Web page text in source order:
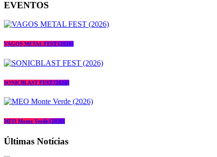
EVENTOS
VAGOS METAL FEST (2026)
SONICBLAST FEST (2026)
MEO Monte Verde (2026)
Últimas Notícias